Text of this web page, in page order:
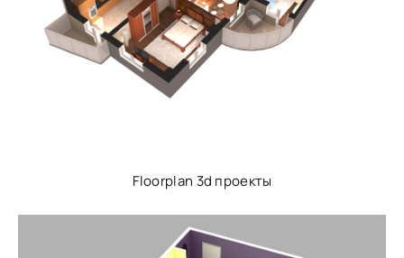
Floorplan 3d проекты